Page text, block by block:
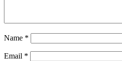
Name *
Email *